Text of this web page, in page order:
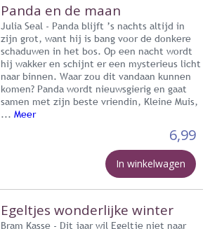
Panda en de maan
Julia Seal - Panda blijft ’s nachts altijd in
zijn grot, want hij is bang voor de donkere
schaduwen in het bos. Op een nacht wordt
hij wakker en schijnt er een mysterieus licht
naar binnen. Waar zou dit vandaan kunnen
komen? Panda wordt nieuwsgierig en gaat
samen met zijn beste vriendin, Kleine Muis,
... Meer
6,99
In winkelwagen
Egeltjes wonderlijke winter
Bram Kasse - Dit jaar wil Egeltje niet naar